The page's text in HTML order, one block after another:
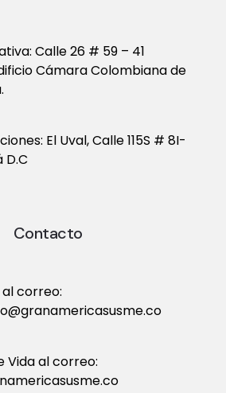
Calle 26 # 59 – 41
Cámara Colombiana de
El Uval, Calle 115S # 8I-
D.C
Contacto
al correo:
Vida al correo: